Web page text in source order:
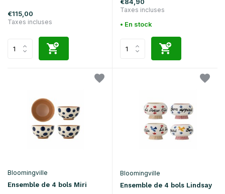
€115,00
Taxes incluses
€84,90
Taxes incluses
• En stock
Bloomingville
Ensemble de 4 bols Miri
Bloomingville
Ensemble de 4 bols Lindsay